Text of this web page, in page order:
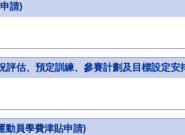
請)
評估、預定訓練、參賽計劃及目標設定安
動員學費津貼申請)